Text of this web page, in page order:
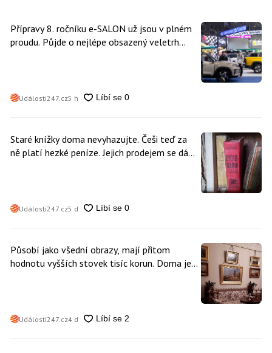
Přípravy 8. ročníku e-SALON už jsou v plném
proudu. Půjde o nejlépe obsazený veletrh
Události247.cz5 h
Staré knížky doma nevyhazujte. Češi teď za
ně platí hezké peníze. Jejich prodejem se dá
Události247.cz5 d
Působí jako všední obrazy, mají přitom
hodnotu vyšších stovek tisíc korun. Doma je
Události247.cz4 d